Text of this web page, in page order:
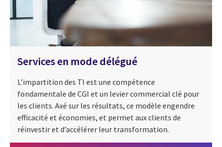
Services en mode délégué
L’impartition des TI est une compétence
fondamentale de CGI et un levier commercial clé pour
les clients. Axé sur les résultats, ce modèle engendre
efficacité et économies, et permet aux clients de
réinvestir et d’accélérer leur transformation.